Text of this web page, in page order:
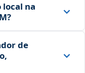
na
de